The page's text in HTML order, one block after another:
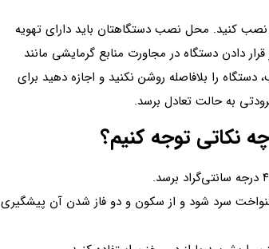
نصب کنید. محل نصب دستگاهتان باید دارای تهویه
دادن دستگاه در مجاورت منابع گرمایشی مانند
را بلافاصله روشن نکنید و اجازه دهید برای
نکاتی توجه کنیم؟
سرد شود و از سکون و دو فاز شدن آن پیشگیری